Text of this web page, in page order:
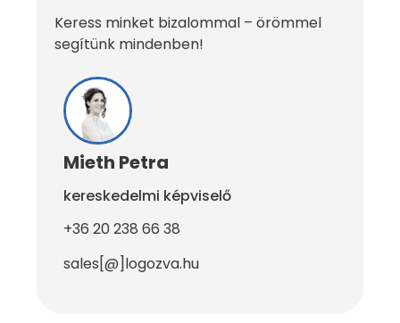
Keress minket bizalommal – örömmel
segítünk mindenben!
Mieth Petra
kereskedelmi képviselő
+36 20 238 66 38
sales[@]logozva.hu